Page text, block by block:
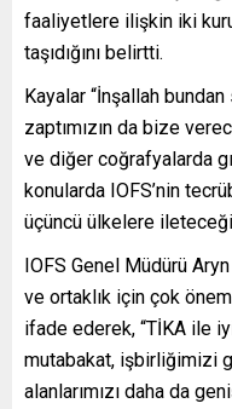
faaliyetlere ilişkin iki
taşıdığını belirtti.
Kayalar “İnşallah
zaptımızın da bize
ve diğer coğrafyalarda
konularda IOFS’nin
üçüncü ülkelere
IOFS Genel Müdürü
ve ortaklık için çok
ifade ederek, “TİKA ile
mutabakat, işbirliğimizi
alanlarımızı daha da